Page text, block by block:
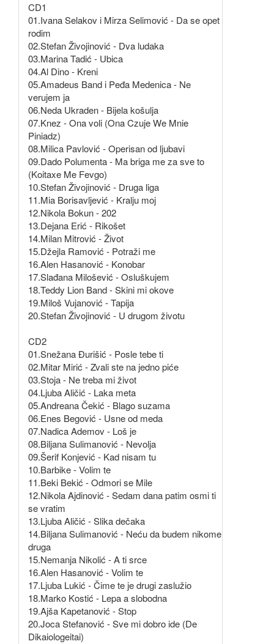
CD1
01.Ivana Selakov i Mirza Selimović - Da se opet
rodim
02.Stefan Živojinović - Dva ludaka
03.Marina Tadić - Ubica
04.Al Dino - Kreni
05.Amadeus Band i Peđa Medenica - Ne
verujem ja
06.Neda Ukraden - Bijela košulja
07.Knez - Ona voli (Ona Czuje We Mnie
Piniadz)
08.Milica Pavlović - Operisan od ljubavi
09.Dado Polumenta - Ma briga me za sve to
(Koitaxe Me Fevgo)
10.Stefan Živojinović - Druga liga
11.Mia Borisavljević - Kralju moj
12.Nikola Bokun - 202
13.Dejana Erić - Rikošet
14.Milan Mitrović - Život
15.Džejla Ramović - Potraži me
16.Alen Hasanović - Konobar
17.Slađana Milošević - Osluškujem
18.Teddy Lion Band - Skini mi okove
19.Miloš Vujanović - Tapija
20.Stefan Živojinović - U drugom životu
CD2
01.Snežana Đurišić - Posle tebe ti
02.Mitar Mirić - Zvali ste na jedno piće
03.Stoja - Ne treba mi život
04.Ljuba Aličić - Laka meta
05.Andreana Čekić - Blago suzama
06.Enes Begović - Usne od meda
07.Nadica Ademov - Loš je
08.Biljana Sulimanović - Nevolja
09.Šerif Konjević - Kad nisam tu
10.Barbike - Volim te
11.Beki Bekić - Odmori se Mile
12.Nikola Ajdinović - Sedam dana patim osmi ti
se vratim
13.Ljuba Aličić - Slika dečaka
14.Biljana Sulimanović - Neću da budem nikome
druga
15.Nemanja Nikolić - A ti srce
16.Alen Hasanović - Volim te
17.Ljuba Lukić - Čime te je drugi zaslužio
18.Marko Kostić - Lepa a slobodna
19.Ajša Kapetanović - Stop
20.Joca Stefanović - Sve mi dobro ide (De
Dikaiologeitai)